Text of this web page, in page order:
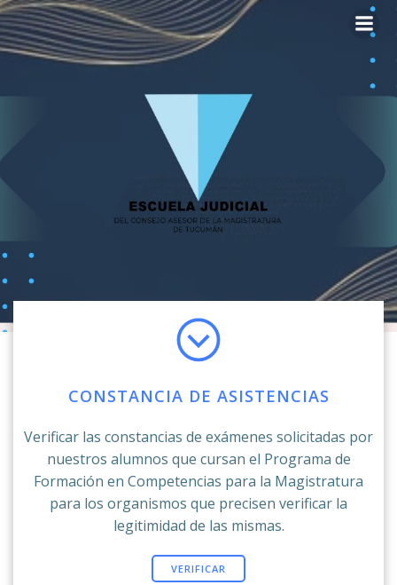
CONSTANCIA DE ASISTENCIAS
Verificar las constancias de exámenes solicitadas por
nuestros alumnos que cursan el Programa de
Formación en Competencias para la Magistratura
para los organismos que precisen verificar la
legitimidad de las mismas.
VERIFICAR